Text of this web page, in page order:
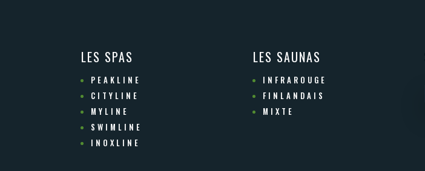
LES SPAS
PEAKLINE
CITYLINE
MYLINE
SWIMLINE
INOXLINE
LES SAUNAS
INFRAROUGE
FINLANDAIS
MIXTE